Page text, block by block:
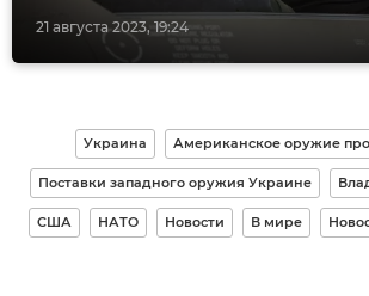
21 августа 2023, 19:24
Украина Американское оружие
Поставки западного оружия Украине
США НАТО Новости В мире